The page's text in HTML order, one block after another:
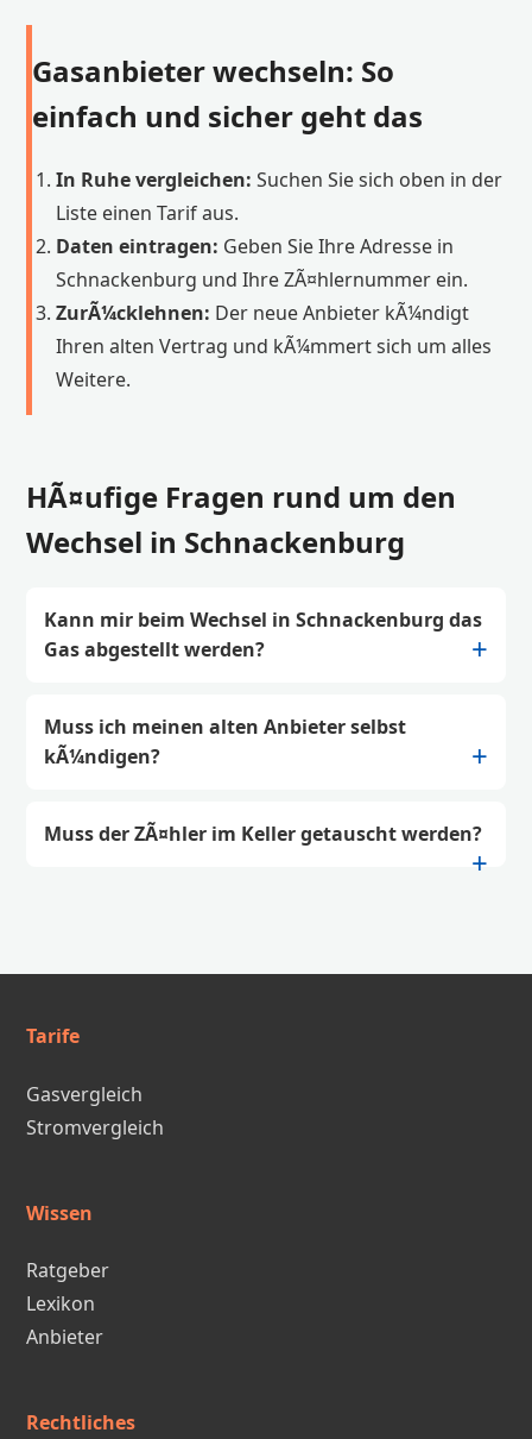
Gasanbieter wechseln: So
einfach und sicher geht das
In Ruhe vergleichen: Suchen Sie sich oben in der
Liste einen Tarif aus.
Daten eintragen: Geben Sie Ihre Adresse in
Schnackenburg und Ihre ZÃ¤hlernummer ein.
ZurÃ¼cklehnen: Der neue Anbieter kÃ¼ndigt
Ihren alten Vertrag und kÃ¼mmert sich um alles
Weitere.
HÃ¤ufige Fragen rund um den
Wechsel in Schnackenburg
Kann mir beim Wechsel in Schnackenburg das
Gas abgestellt werden?
Muss ich meinen alten Anbieter selbst
kÃ¼ndigen?
Muss der ZÃ¤hler im Keller getauscht werden?
Tarife
Gasvergleich
Stromvergleich
Wissen
Ratgeber
Lexikon
Anbieter
Rechtliches